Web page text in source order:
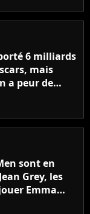
6 milliards
mais
a peur de
films très
sont en
Grey, les
Emma
!